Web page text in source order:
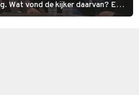
Wat vond de kijker daarvan? En
waarin de populairste Winter vol